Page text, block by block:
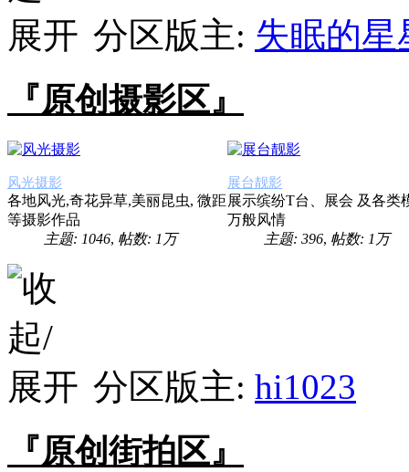
分区版主: 失眠的星
『原创摄影区』
风光摄影
各地风光,奇花异草,美丽昆虫, 微距
等摄影作品
主题: 1046, 帖数: 1万
展台靓影
展示缤纷T台、展会 及各类
万般风情
主题: 396, 帖数: 1万
分区版主: hi1023
『原创街拍区』